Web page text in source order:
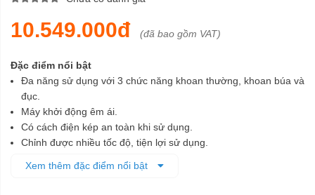
10.549.000đ (đã bao gồm VAT)
Đặc điểm nổi bật
Đa năng sử dụng với 3 chức năng khoan thường, khoan búa và
đục.
Máy khởi động êm ái.
Có cách điện kép an toàn khi sử dụng.
Chỉnh được nhiều tốc độ, tiện lợi sử dụng.
Có hộp đựng máy và phụ kiện.
Xem thêm đặc điểm nổi bật